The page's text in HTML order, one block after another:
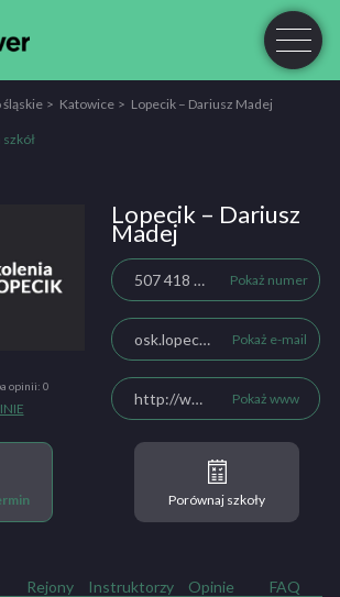
Katowice Lopecik – Dariusz Madej
opinii: 0
Lopecik – Dariusz
Madej
507 418 458 Pokaż numer
osk.lopecik@vp.pl Pokaż e-mail
http://www.lopecik.katowice.pl Pokaż www
Porównaj szkoły
Rejony Instruktorzy Opinie FAQ